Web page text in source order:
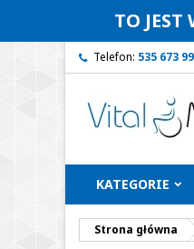
TO
Telefon: 535 673
KATEGORIE
Strona główna